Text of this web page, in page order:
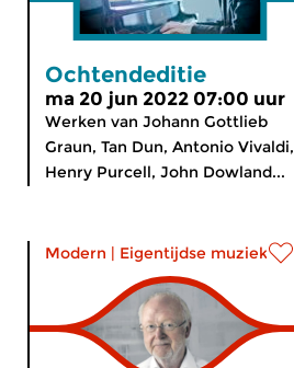
Ochtendeditie
ma 20 jun 2022 07:00 uur
Werken van Johann Gottlieb
Graun, Tan Dun, Antonio Vivaldi,
Henry Purcell, John Dowland...
Modern | Eigentijdse muziek